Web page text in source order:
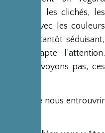
avec les clichés, les
le vif, avec les couleurs
tantôt séduisant,
capte l’attention.
nous ne voyons pas, ces
Boyer de nous entrouvrir